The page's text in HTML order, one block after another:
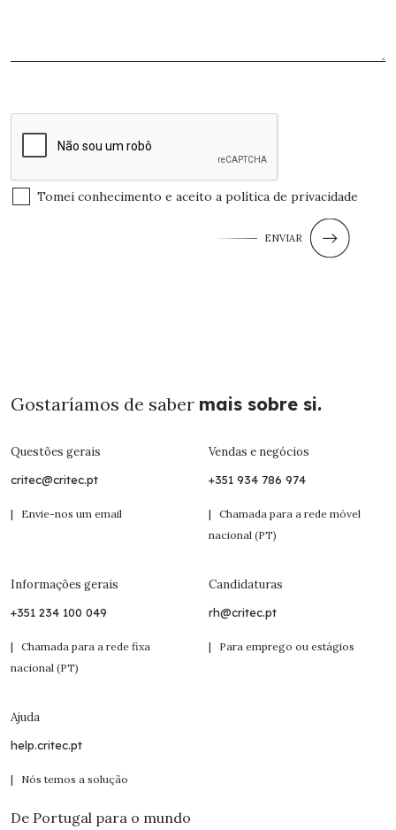
Tomei conhecimento e aceito a política de privacidade
ENVIAR
Gostaríamos de saber mais sobre si.
Questões gerais
critec@critec.pt
| Envie-nos um email
Vendas e negócios
+351 934 786 974
| Chamada para a rede móvel
nacional (PT)
Informações gerais
+351 234 100 049
| Chamada para a rede fixa
nacional (PT)
Candidaturas
rh@critec.pt
| Para emprego ou estágios
Ajuda
help.critec.pt
| Nós temos a solução
De Portugal para o mundo